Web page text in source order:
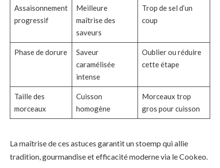
Assaisonnement
progressif
Meilleure
maîtrise des
saveurs
Trop de sel d’un
coup
Phase de dorure
Saveur
caramélisée
intense
Oublier ou réduire
cette étape
Taille des
morceaux
Cuisson
homogène
Morceaux trop
gros pour cuisson
La maîtrise de ces astuces garantit un stoemp qui allie
tradition, gourmandise et efficacité moderne via le Cookeo.